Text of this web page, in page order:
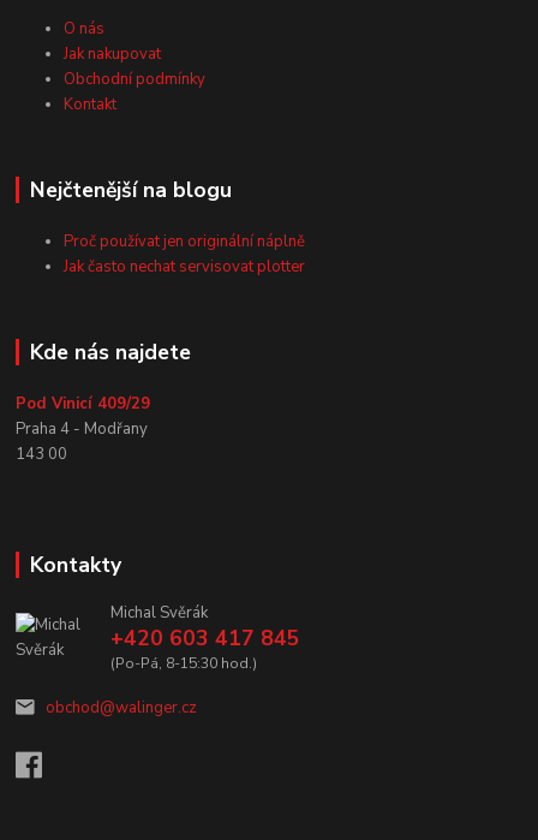
O nás
Jak nakupovat
Obchodní podmínky
Kontakt
Nejčtenější na blogu
Proč používat jen originální náplně
Jak často nechat servisovat plotter
Kde nás najdete
Pod Vinicí 409/29
Praha 4 - Modřany
143 00
Kontakty
Michal Svěrák
+420 603 417 845
(Po-Pá, 8-15:30 hod.)
obchod@walinger.cz